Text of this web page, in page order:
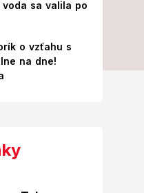
sa valila po
o vzťahu s
na dne!